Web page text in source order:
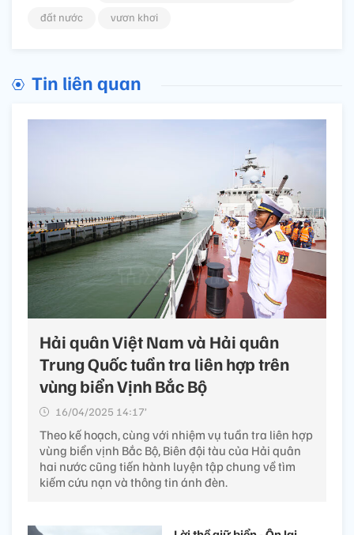
đất nước
vươn khơi
Tin liên quan
Hải quân Việt Nam và Hải quân
Trung Quốc tuần tra liên hợp trên
vùng biển Vịnh Bắc Bộ
16/04/2025 14:17’
Theo kế hoạch, cùng với nhiệm vụ tuần tra liên hợp
vùng biển vịnh Bắc Bộ, Biên đội tàu của Hải quân
hai nước cũng tiến hành luyện tập chung về tìm
kiếm cứu nạn và thông tin ánh đèn.